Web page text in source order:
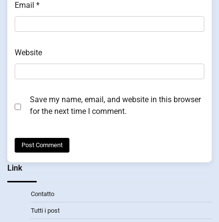
Email *
Website
Save my name, email, and website in this browser
for the next time I comment.
Link
Contatto
Tutti i post